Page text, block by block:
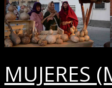
MUJERES